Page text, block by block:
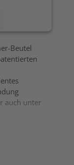
Platform
Beutel
auch unter